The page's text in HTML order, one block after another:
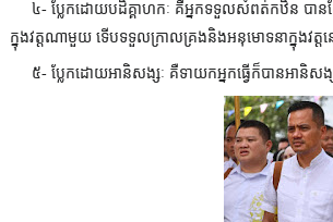
៤- ប្លែកដោយបដិគ្គាហកៈ គឺអ្នកទទួលសំពត់កឋិន បានត
ក្នុងវត្តណាមួយ ទើបទទួលក្រាលគ្រងនិងអនុមោទនាក្នុងវត្ត
៥- ប្លែកដោយអានិសង្សៈ គឺទាយកអ្នកធ្វើក៏បានអានិ